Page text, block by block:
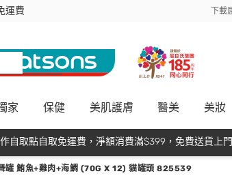
運費
優惠 即減$50 下載
家 保健 美肌護膚 醫美 美妝
自取點自取免運費，淨額消費滿$399，免費送貨上門
罐 鮪魚+雞肉+海鯛 (70G X 12) 貓罐頭 825539